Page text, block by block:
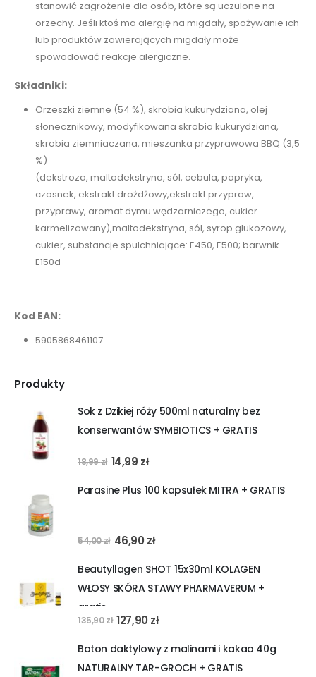
stanowić zagrożenie dla osób, które są uczulone na
orzechy. Jeśli ktoś ma alergię na migdały, spożywanie ich
lub produktów zawierających migdały może
spowodować reakcje alergiczne.
Składniki:
Orzeszki ziemne (54 %), skrobia kukurydziana, olej
słonecznikowy, modyfikowana skrobia kukurydziana,
skrobia ziemniaczana, mieszanka przyprawowa BBQ (3,5
%)
(dekstroza, maltodekstryna, sól, cebula, papryka,
czosnek, ekstrakt drożdżowy,ekstrakt przypraw,
przyprawy, aromat dymu wędzarniczego, cukier
karmelizowany),maltodekstryna, sól, syrop glukozowy,
cukier, substancje spulchniające: E450, E500; barwnik
E150d
Kod EAN:
5905868461107
Produkty
Sok z Dzikiej róży 500ml naturalny bez
konserwantów SYMBIOTICS + GRATIS
18,99zł Pierwotna
wynosiła:
14,99 złAktualna
wynosi:
Parasine Plus 100 kapsułek MITRA + GRATIS
54,00zł Pierwotna
wynosiła:
54,00 zł.
46,90 złAktualna
wynosi:
46,90 zł.
Beautyllagen SHOT 15x30ml KOLAGEN
WŁOSY SKÓRA STAWY PHARMAVERUM +
gratis
135,90zł Pierwotna
wynosiła:
135,90 zł.
127,90 złAktualna
wynosi:
127,90 zł.
Baton daktylowy z malinami i kakao 40g
NATURALNY TAR-GROCH + GRATIS